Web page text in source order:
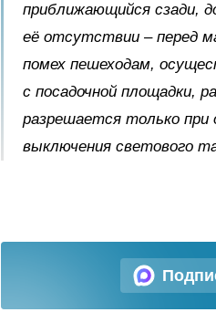
приближающийся сзади,
её отсутствии – перед
помех пешеходам,
с посадочной площадки,
разрешается только при
выключения светового